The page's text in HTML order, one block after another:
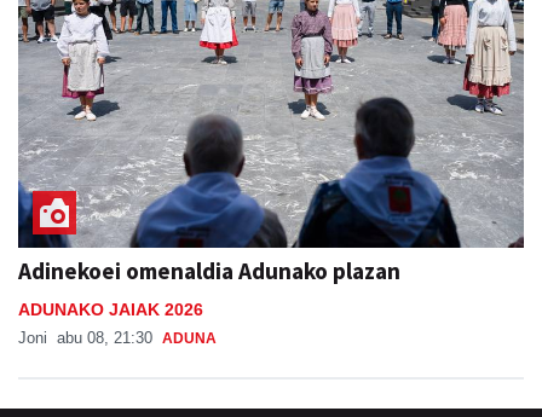
Adinekoei omenaldia Adunako plazan
ADUNAKO JAIAK 2026
Joni abu 08, 21:30 ADUNA